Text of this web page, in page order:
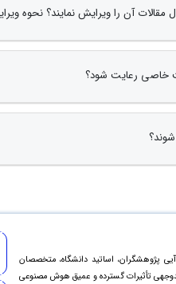
پژوهشگران، اساتید دانشگاه، متخصصان
تأثیرات گسترده و عمیق هوش مصنوعی